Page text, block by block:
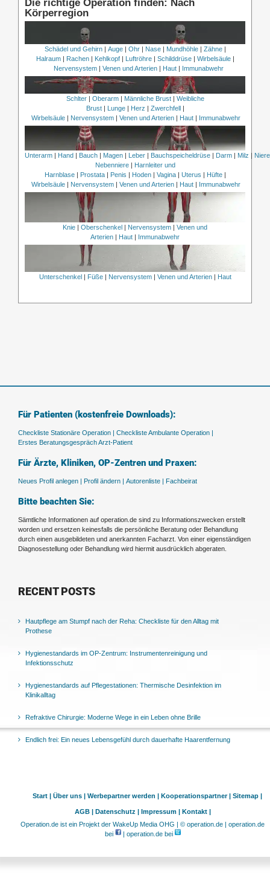
Die richtige Operation finden: Nach
Körperregion
Schädel und Gehirn| Auge| Ohr| Nase| Mundhöhle| Zähne|
Halraum| Rachen| Kehlkopf| Luftröhre| Schilddrüse| Wirbelsäule|
Nervensystem | Venen und Arterien | Haut | Immunabwehr
Schlter| Oberarm| Männliche Brust| Weibliche
Brust| Lunge| Herz | Zwerchfell|
Wirbelsäule | Nervensystem | Venen und Arterien | Haut | Immunabwehr
Unterarm| Hand| Bauch| Magen| Leber| Bauchspeicheldrüse| Darm| Milz |
Nebenniere| Harnleiter und
Harnblase| Prostata| Penis | Hoden| Vagina| Uterus | Hüfte|
Wirbelsäule | Nervensystem | Venen und Arterien | Haut | Immunabwehr
Knie Oberschenkel Nervensystem
Venen und
Arterien
Haut Immunabwehr
Unterschenkel Füße| Nervensystem| Venen und Arterien| Haut
Für Patienten (kostenfreie Downloads):
Checkliste Stationäre Operation | Checkliste Ambulante Operation |
Erstes Beratungsgespräch Arzt-Patient
Für Ärzte, Kliniken, OP-Zentren und Praxen:
Neues Profil anlegen | Profil ändern | Autorenliste | Fachbeirat
Bitte beachten Sie:
Sämtliche Informationen auf operation.de sind zu Informationszwecken erstellt
worden und ersetzen keinesfalls die persönliche Beratung oder Behandlung
durch einen ausgebildeten und anerkannten Facharzt. Von einer eigenständigen
Diagnosestellung oder Behandlung wird hiermit ausdrücklich abgeraten.
RECENT POSTS
Hautpflege am Stumpf nach der Reha: Checkliste für den Alltag mit
Prothese
Hygienestandards im OP-Zentrum: Instrumentenreinigung und
Infektionsschutz
Hygienestandards auf Pflegestationen: Thermische Desinfektion im
Klinikalltag
Refraktive Chirurgie: Moderne Wege in ein Leben ohne Brille
Endlich frei: Ein neues Lebensgefühl durch dauerhafte Haarentfernung
Start | Über uns | Werbepartner werden | Kooperationspartner | Sitemap |
AGB | Datenschutz | Impressum | Kontakt |
Operation.de ist ein Projekt der WakeUp Media OHG | © operation.de | operation.de
bei
| operation.de bei